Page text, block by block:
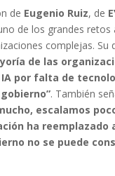
de Eugenio Ruiz, de
de los grandes retos
complejas. Su
de las
por falta de
. También
escalamos
ha reemplazado
no se puede